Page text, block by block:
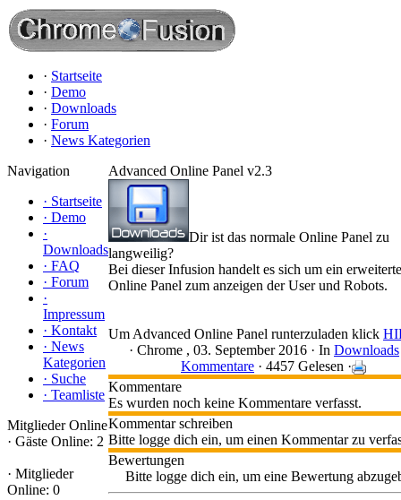
· Startseite
· Demo
· Downloads
· Forum
· News Kategorien
Navigation
· Startseite
· Demo
·
Downloads
· FAQ
· Forum
·
Impressum
· Kontakt
· News
Kategorien
· Suche
· Teamliste
Mitglieder Online
· Gäste Online: 2
· Mitglieder
Online: 0
Advanced Online Panel v2.3
Dir ist das normale Online Panel zu
langweilig?
Bei dieser Infusion handelt es sich um ein
Online Panel zum anzeigen der User und Robots.
Um Advanced Online Panel runterzuladen klick
· Chrome , 03. September 2016 · In Downloads
Kommentare · 4457 Gelesen ·
Kommentare
Es wurden noch keine Kommentare verfasst.
Kommentar schreiben
Bitte logge dich ein, um einen Kommentar zu
Bewertungen
Bitte logge dich ein, um eine Bewertung